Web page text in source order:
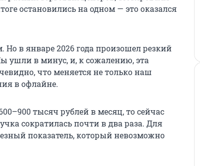
остановились на одном — это оказался
в январе 2026 года произошел резкий
ушли в минус, и, к сожалению, эта
что меняется не только наш
в офлайне.
тысяч рублей в месяц, то сейчас
сократилась почти в два раза. Для
показатель, который невозможно